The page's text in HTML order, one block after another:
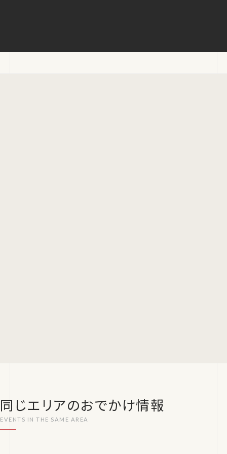
同じエリアのおでかけ情報